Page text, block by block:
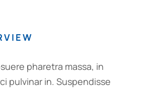
pharetra massa, in
pulvinar in. Suspendisse